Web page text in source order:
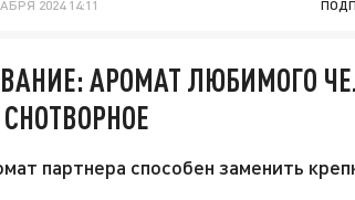
2024 14:11
АРОМАТ ЛЮБИМОГО
партнера способен заменить